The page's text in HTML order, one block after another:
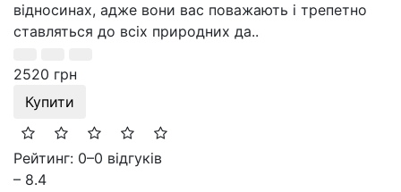
відносинах, адже вони вас поважають і трепетно
ставляться до всіх природних да..
2520 грн
Купити
Рейтинг: 0–0 відгуків
– 8.4